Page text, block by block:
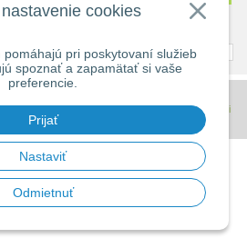
cookies
pomáhajú pri poskytovaní služieb
spoznať a zapamätať si vaše
preferencie.
Prijať
Nastaviť
Odmietnuť
eshopu cez UNIobchod,webhostingspoločnosti
WEBYGROUP